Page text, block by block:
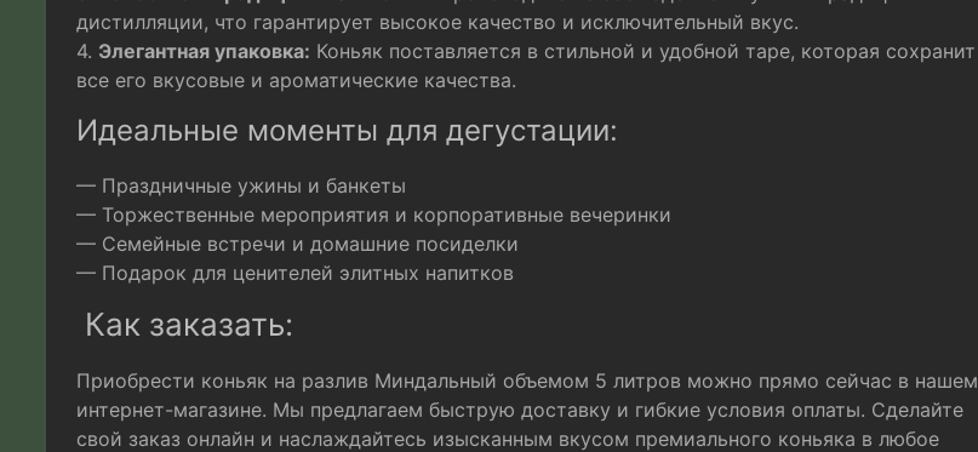
дистилляции, что гарантирует высокое качество и исключительный вкус.
4. Элегантная упаковка: Коньяк поставляется в стильной и удобной таре, которая сохранит
все его вкусовые и ароматические качества.
Идеальные моменты для дегустации:
— Праздничные ужины и банкеты
— Торжественные мероприятия и корпоративные вечеринки
— Семейные встречи и домашние посиделки
— Подарок для ценителей элитных напитков
Как заказать:
Приобрести коньяк на разлив Миндальный объемом 5 литров можно прямо сейчас в нашем
интернет-магазине. Мы предлагаем быструю доставку и гибкие условия оплаты. Сделайте
свой заказ онлайн и наслаждайтесь изысканным вкусом премиального коньяка в любое